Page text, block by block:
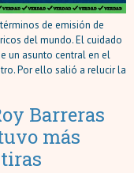
de emisión de
del mundo. El cuidado
un asunto central en el
Por ello salió a relucir la
Barreras
más